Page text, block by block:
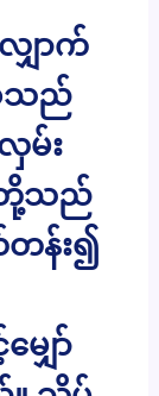
ောက်
သည်
မ်း
တို့သည်
န်း၍
ော်